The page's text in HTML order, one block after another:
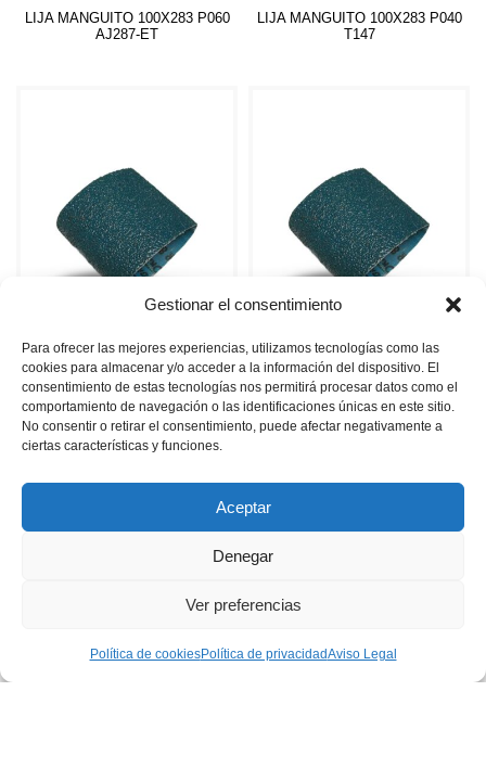
Gestionar el consentimiento
Para ofrecer las mejores experiencias, utilizamos tecnologías como las
cookies para almacenar y/o acceder a la información del dispositivo. El
consentimiento de estas tecnologías nos permitirá procesar datos como el
comportamiento de navegación o las identificaciones únicas en este sitio.
No consentir o retirar el consentimiento, puede afectar negativamente a
ciertas características y funciones.
Aceptar
Denegar
Ver preferencias
Política de cookiesPolítica de privacidadAviso Legal
LIJA MANGUITO 100X283 P060
AJ287-ET
LIJA MANGUITO 100X283 P040
T147
LIJA MANGUITO 100X283 P040
R817
LIJA MANGUITO 100X283 P024
R817